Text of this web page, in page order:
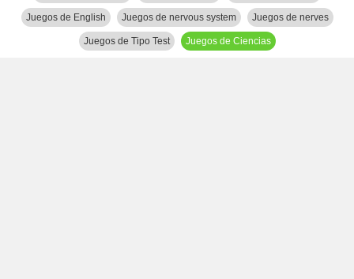
Juegos de English Juegos de nervous system Juegos de nerves
Juegos de Tipo Test Juegos de Ciencias